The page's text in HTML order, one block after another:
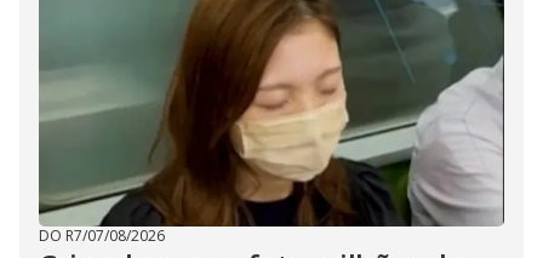
DO R7/07/08/2026